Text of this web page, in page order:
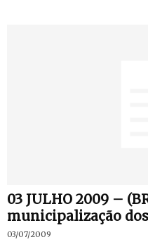
03 JULHO 2009 –
municipalização
03/07/2009